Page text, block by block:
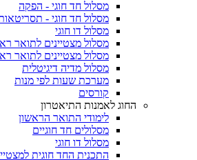
מסלול חד חוגי - הפקה
מסלול חד חוגי -
מסלול דו חוגי
מסלול מצטיינים לתואר
מסלול מצטיינים לתואר
מסלול מדיה דיגיטלית
מערכת שעות לפי מנות
קורסים
החוג לאמנות התיאטרון
לימודי התואר הראשון
מסלולים חד חוגיים
מסלול דו חוגי
התכנית החד חוגית